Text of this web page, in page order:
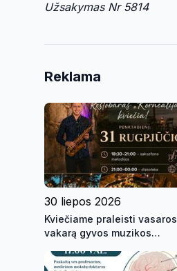
Užsakymas Nr 5814
Reklama
30 liepos 2026
Kviečiame praleisti vasaros
vakarą gyvos muzikos
ežero kranto!